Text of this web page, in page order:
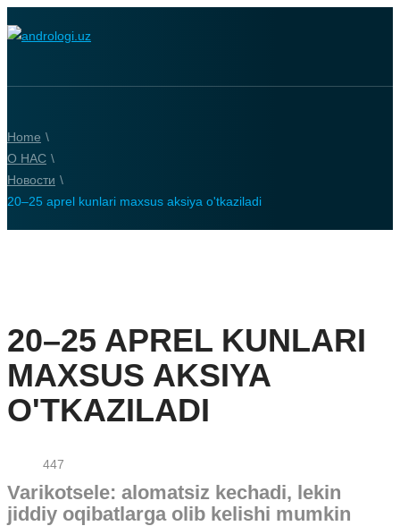
Home \
О НАС \
Новости \
20–25 aprel kunlari maxsus aksiya o'tkaziladi
20–25 APREL KUNLARI
MAXSUS AKSIYA
O'TKAZILADI
447
Varikotsele: alomatsiz kechadi, lekin
jiddiy oqibatlarga olib kelishi mumkin